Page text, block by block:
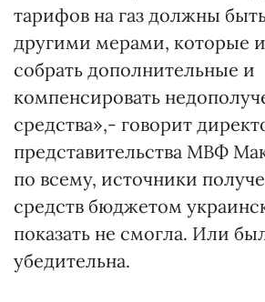
тарифов на газ должны
другими мерами, которые
собрать дополнительные и
компенсировать
средства»,- говорит
представительства МВФ
по всему, источники
средств бюджетом
показать не смогла. Или
убедительна.